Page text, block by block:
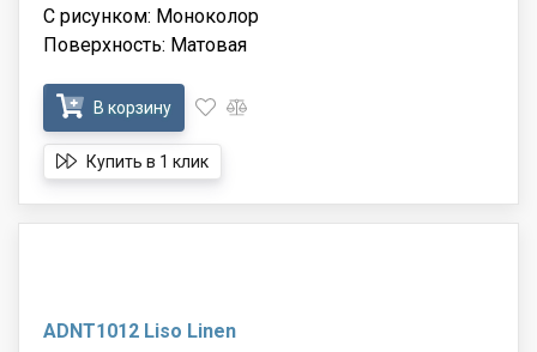
С рисунком: Моноколор
Поверхность: Матовая
В корзину
Купить в 1 клик
ADNT1012 Liso Linen